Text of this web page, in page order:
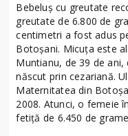
Bebeluş cu greutate
greutate de 6.800 de
centimetri a fost adus
Botoşani. Micuţa este
Muntianu, de 39 de
născut prin cezariană.
Maternitatea din
2008. Atunci, o femeie
fetiţă de 6.450 de